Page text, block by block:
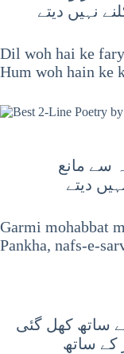
نہیں دیتے
Dil woh hai ke
Hum woh hain ke
سے مانع
دیتے
Garmi mohabbat
Pankha, nafs-e-
ساتھ کھل گئی
کے ساتھ